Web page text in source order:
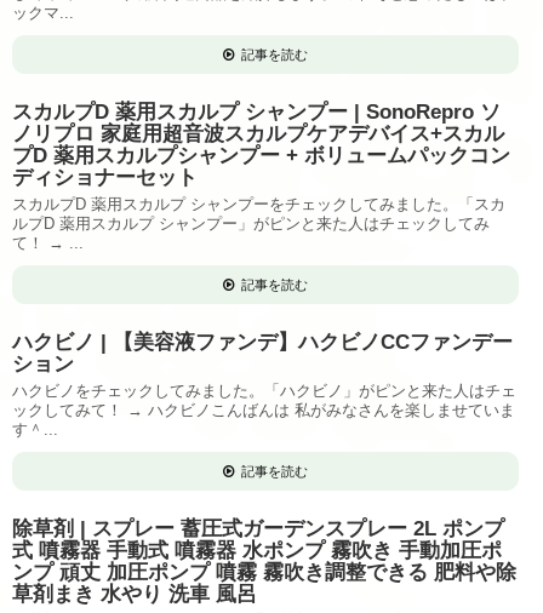
ックマ...
記事を読む
スカルプD 薬用スカルプ シャンプー | SonoRepro ソ
ノリプロ 家庭用超音波スカルプケアデバイス+スカル
プD 薬用スカルプシャンプー + ボリュームパックコン
ディショナーセット
スカルプD 薬用スカルプ シャンプーをチェックしてみました。「スカ
ルプD 薬用スカルプ シャンプー」がピンと来た人はチェックしてみ
て！ → ...
記事を読む
ハクビノ | 【美容液ファンデ】ハクビノCCファンデー
ション
ハクビノをチェックしてみました。「ハクビノ」がピンと来た人はチェ
ックしてみて！ → ハクビノこんばんは 私がみなさんを楽しませていま
す＾...
記事を読む
除草剤 | スプレー 蓄圧式ガーデンスプレー 2L ポンプ
式 噴霧器 手動式 噴霧器 水ポンプ 霧吹き 手動加圧ポ
ンプ 頑丈 加圧ポンプ 噴霧 霧吹き調整できる 肥料や除
草剤まき 水やり 洗車 風呂